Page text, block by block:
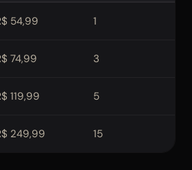
54,99 1
74,99 3
119,99 5
249,99 15